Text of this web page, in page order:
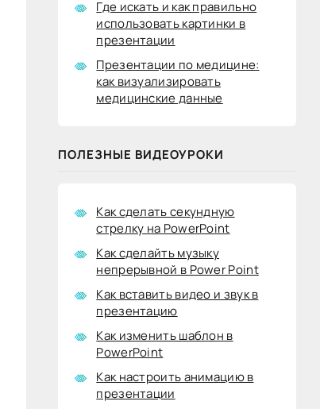
Где искать и как правильно
использовать картинки в
презентации
Презентации по медицине:
как визуализировать
медицинские данные
ПОЛЕЗНЫЕ ВИДЕОУРОКИ
Как сделать секундную
стрелку на PowerPoint
Как сделайть музыку
непрерывной в Power Point
Как вставить видео и звук в
презентацию
Как изменить шаблон в
PowerPoint
Как настроить анимацию в
презентации